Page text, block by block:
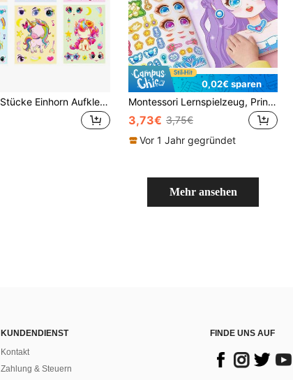
6/12/36 Stücke Einhorn Aufkleber Puzzle, kann Regenbogen Pony Puzzle ergeben, geeignet für Geburtstagspartys, Kunstprojekte, Belohnungen, Feiertagsgeschenke, Geburtstagsdekorationen, Geschenke zum Schulanfang, Geburtstagsgeschenke, Abschlussgeschenke usw.
0,02€ sparen
Montessori Lernspielzeug, Prinzessin Verkleidungs-Aufkleber Make-up Show Aufkleberbuch, Quiet Book Kinder Mädchen Puzzle Spielzeug, DIY Verkleidungs-Kinderspielzeug
3,73€ 3,75€
Vor 1 Jahr gegründet
Mehr ansehen
KUNDENDIENST
Kontakt
Zahlung & Steuern
FINDE UNS AUF